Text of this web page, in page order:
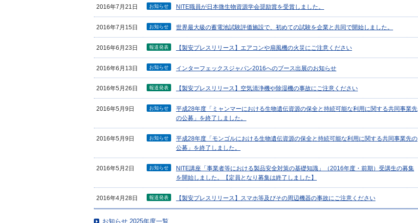
2016年7月21日 お知らせ NITE職員が日本微生物資源学会奨励賞を受賞しました。
2016年7月15日 お知らせ 世界最大級の蓄電池試験評価施設で、初めての試験を企業と共同で開始しました。
2016年6月23日 報道発表 【製安プレスリリース】エアコンや扇風機の火災にご注意ください
2016年6月13日 お知らせ インターフェックスジャパン2016へのブース出展のお知らせ
2016年5月26日 報道発表 【製安プレスリリース】空気清浄機や除湿機の事故にご注意ください
2016年5月9日 お知らせ
平成28年度「ミャンマーにおける生物遺伝資源の保全と持続可能な利用に関する共同事業先
の公募」を終了しました。
2016年5月9日 お知らせ
平成28年度「モンゴルにおける生物遺伝資源の保全と持続可能な利用に関する共同事業先の
公募」を終了しました。
2016年5月2日 お知らせ
NITE講座「事業者等における製品安全対策の基礎知識」（2016年度・前期）受講生の募集
を開始しました。【定員となり募集は終了しました】
2016年4月28日 報道発表 【製安プレスリリース】スマホ等及びその周辺機器の事故にご注意ください
お知らせ 2025年度一覧